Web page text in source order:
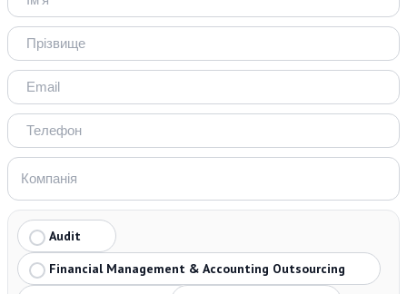
Audit
Financial Management & Accounting Outsourcing